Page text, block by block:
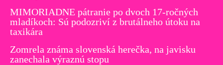
MIMORIADNE pátranie po dvoch 17-ročných
mladíkoch: Sú podozriví z brutálneho útoku na
taxikára
Zomrela známa slovenská herečka, na javisku
zanechala výraznú stopu